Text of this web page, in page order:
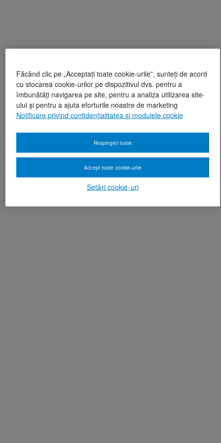
Făcând clic pe „Acceptați toate cookie-urile”, sunteți de acord
cu stocarea cookie-urilor pe dispozitivul dvs. pentru a
îmbunătăți navigarea pe site, pentru a analiza utilizarea site-
ului și pentru a ajuta eforturile noastre de marketing
Notificare privind confidențialitatea și modulele cookie
Setări cookie-uri
Respingeți toate
Accept toate cookie-urile